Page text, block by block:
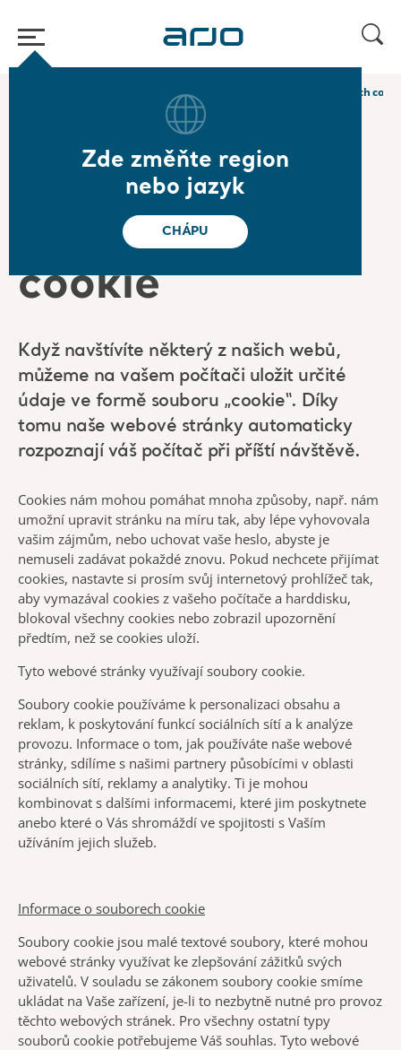
Zde změňte region
nebo jazyk
CHÁPU
Právní informace Informace o souborech
Informace o
souborech
cookie
Když navštívíte některý z našich webů,
můžeme na vašem počítači uložit určité
údaje ve formě souboru „cookie“. Díky
tomu naše webové stránky automaticky
rozpoznají váš počítač při příští návštěvě.
Cookies nám mohou pomáhat mnoha způsoby, např. nám
umožní upravit stránku na míru tak, aby lépe vyhovovala
vašim zájmům, nebo uchovat vaše heslo, abyste je
nemuseli zadávat pokaždé znovu. Pokud nechcete přijímat
cookies, nastavte si prosím svůj internetový prohlížeč tak,
aby vymazával cookies z vašeho počítače a harddisku,
blokoval všechny cookies nebo zobrazil upozornění
předtím, než se cookies uloží.
Tyto webové stránky využívají soubory cookie.
Soubory cookie používáme k personalizaci obsahu a
reklam, k poskytování funkcí sociálních sítí a k analýze
provozu. Informace o tom, jak používáte naše webové
stránky, sdílíme s našimi partnery působícími v oblasti
sociálních sítí, reklamy a analytiky. Ti je mohou
kombinovat s dalšími informacemi, které jim poskytnete
anebo které o Vás shromáždí ve spojitosti s Vaším
užíváním jejich služeb.
Informace o souborech cookie
Soubory cookie jsou malé textové soubory, které mohou
webové stránky využívat ke zlepšování zážitků svých
uživatelů. V souladu se zákonem soubory cookie smíme
ukládat na Vaše zařízení, je-li to nezbytně nutné pro provoz
těchto webových stránek. Pro všechny ostatní typy
souborů cookie potřebujeme Váš souhlas. Tyto webové